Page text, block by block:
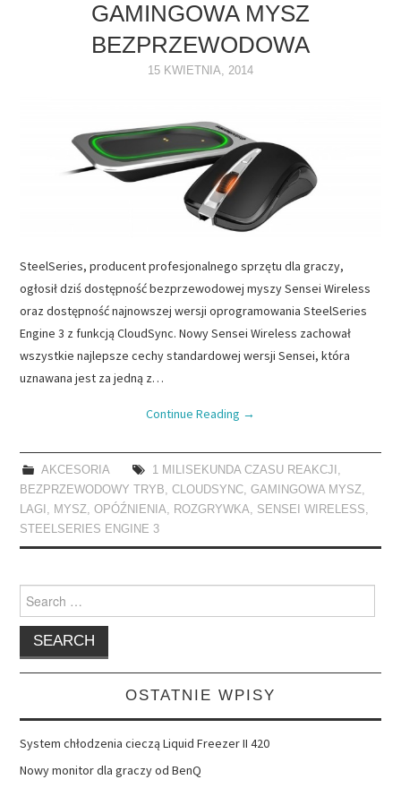
NAPĘDY
OPROGRAMOWANIE
GAMINGOWA MYSZ
BEZPRZEWODOWA
15 KWIETNIA, 2014
SteelSeries, producent profesjonalnego sprzętu dla graczy,
ogłosił dziś dostępność bezprzewodowej myszy Sensei Wireless
oraz dostępność najnowszej wersji oprogramowania SteelSeries
Engine 3 z funkcją CloudSync. Nowy Sensei Wireless zachował
wszystkie najlepsze cechy standardowej wersji Sensei, która
uznawana jest za jedną z…
Continue Reading →
AKCESORIA 1 MILISEKUNDA CZASU REAKCJI ,
BEZPRZEWODOWY TRYB,CLOUDSYNC,GAMINGOWA MYSZ,
LAGI , MYSZ,OPÓŹNIENIA, ROZGRYWKA, SENSEI WIRELESS,
STEELSERIES ENGINE 3
Search
for:
OSTATNIE WPISY
System chłodzenia cieczą Liquid Freezer II 420
Nowy monitor dla graczy od BenQ